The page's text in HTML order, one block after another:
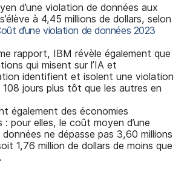
d’une violation de données aux
à 4,45 millions de dollars, selon
d’une violation de données 2023
rapport, IBM révèle également que
qui misent sur l’IA et
identifient et isolent une violation
108 jours plus tôt que les autres en
également des économies
pour elles, le coût moyen d’une
ne dépasse pas 3,60 millions
1,76 million de dollars de moins que